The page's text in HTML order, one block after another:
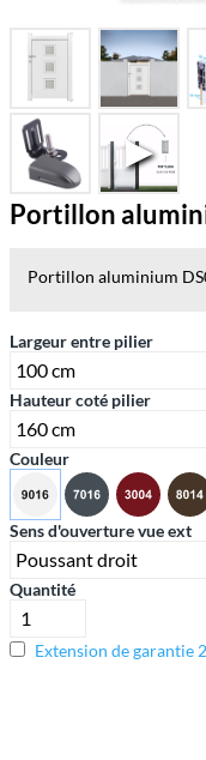
Portillon
Portillon aluminium
Largeur entre pilier
Hauteur coté pilier
Couleur
Sens d'ouverture vue ext
Quantité
Extension de garantie